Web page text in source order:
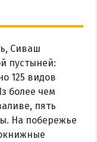
Сиваш
пустыней:
125 видов
более чем
пять
На побережье